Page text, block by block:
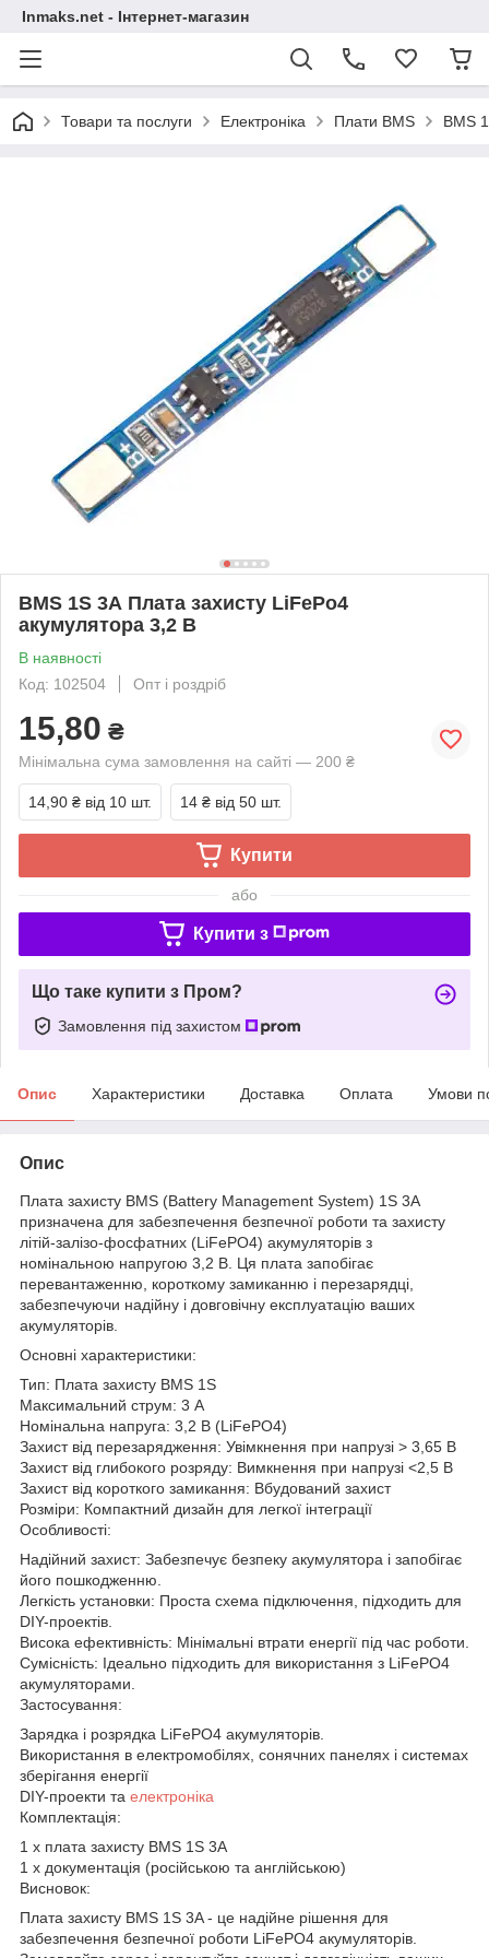
Inmaks.net - Інтернет-магазин
Товари та послуги Електроніка Плати BMS BMS
BMS 1S 3А Плата захисту LiFePo4
акумулятора 3,2 В
В наявності
Код: 102504
Опт і роздріб
15,80 ₴
Мінімальна сума замовлення на сайті — 200 ₴
14,90 ₴ від 10 шт. 14 ₴ від 50 шт.
Купити
або
Купити з
Що таке купити з Пром?
Замовлення під захистом
Опис Характеристики Доставка Оплата Умови
Опис
Плата захисту BMS (Battery Management System) 1S 3A
призначена для забезпечення безпечної роботи та захисту
літій-залізо-фосфатних (LiFePO4) акумуляторів з
номінальною напругою 3,2 В. Ця плата запобігає
перевантаженню, короткому замиканню і перезарядці,
забезпечуючи надійну і довговічну експлуатацію ваших
акумуляторів.
Основні характеристики:
Тип: Плата захисту BMS 1S
Максимальний струм: 3 А
Номінальна напруга: 3,2 В (LiFePO4)
Захист від перезарядження: Увімкнення при напрузі > 3,65 В
Захист від глибокого розряду: Вимкнення при напрузі <2,5 В
Захист від короткого замикання: Вбудований захист
Розміри: Компактний дизайн для легкої інтеграції
Особливості:
Надійний захист: Забезпечує безпеку акумулятора і запобігає
його пошкодженню.
Легкість установки: Проста схема підключення, підходить для
DIY-проектів.
Висока ефективність: Мінімальні втрати енергії під час роботи.
Сумісність: Ідеально підходить для використання з LiFePO4
акумуляторами.
Застосування:
Зарядка і розрядка LiFePO4 акумуляторів.
Використання в електромобілях, сонячних панелях і системах
зберігання енергії
DIY-проекти та електроніка
Комплектація:
1 х плата захисту BMS 1S 3A
1 х документація (російською та англійською)
Висновок:
Плата захисту BMS 1S 3A - це надійне рішення для
забезпечення безпечної роботи LiFePO4 акумуляторів.